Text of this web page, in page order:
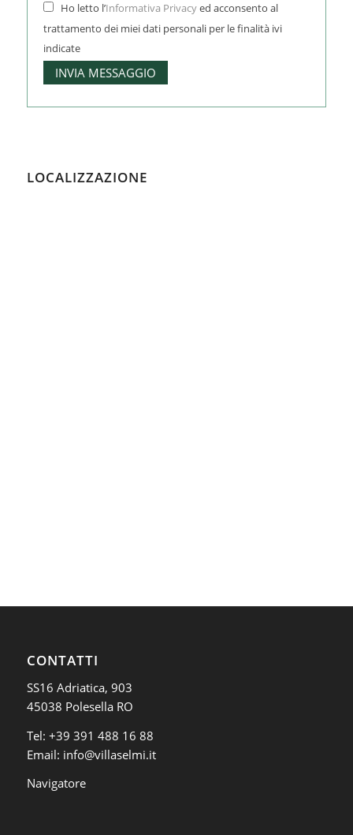
Ho letto l’Informativa Privacyed acconsento al
trattamento dei miei dati personali per le finalità ivi
indicate
LOCALIZZAZIONE
CONTATTI
SS16 Adriatica, 903
45038 Polesella RO
Tel: +39 391 488 16 88
Email: info@villaselmi.it
Navigatore